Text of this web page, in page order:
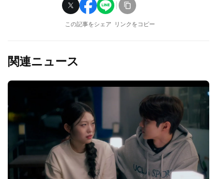
この記事をシェア リンクをコピー
関連ニュース